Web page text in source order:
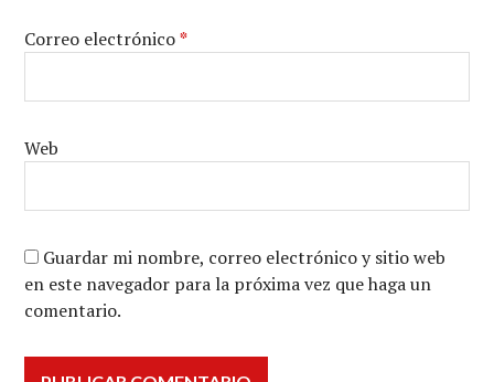
Correo electrónico*
Web
Guardar mi nombre, correo electrónico y sitio web
en este navegador para la próxima vez que haga un
comentario.